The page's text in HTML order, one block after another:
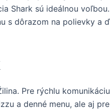
Shark sú ideálnou
s dôrazom na polievky a
Pre rýchlu
a denné menu, ale aj